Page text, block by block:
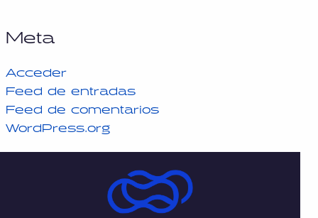
Meta
Acceder
Feed de entradas
Feed de comentarios
WordPress.org